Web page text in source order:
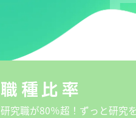
職種比率
研究職が80％超！ずっと研究を